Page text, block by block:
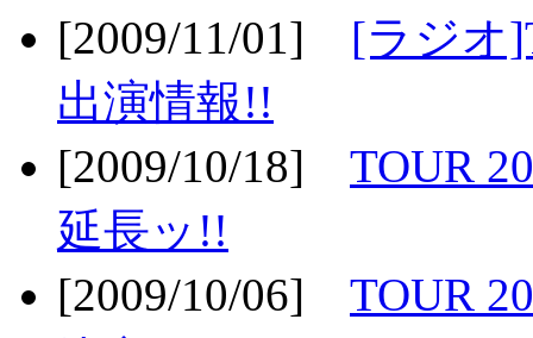
[2009/11/01] [ラジオ
出演情報!!
[2009/10/18] TOUR
延長ッ!!
[2009/10/06] TOUR